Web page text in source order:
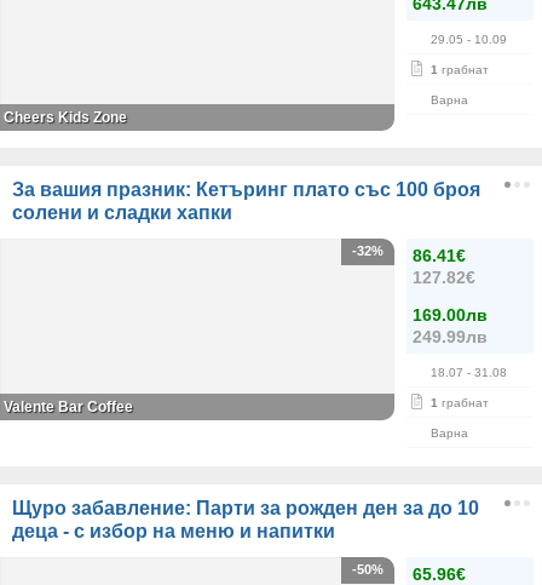
29.05 - 10.09
1 грабнат
Варна
Cheers Kids Zone
За вашия празник: Кетъринг плато със 100 броя
солени и сладки хапки
86.41€
127.82€
169.00лв
249.99лв
18.07 - 31.08
1 грабнат
Варна
-32%
Valente Bar Coffee
Щуро забавление: Парти за рожден ден за до 10
деца - с избор на меню и напитки
65.96€
-50%